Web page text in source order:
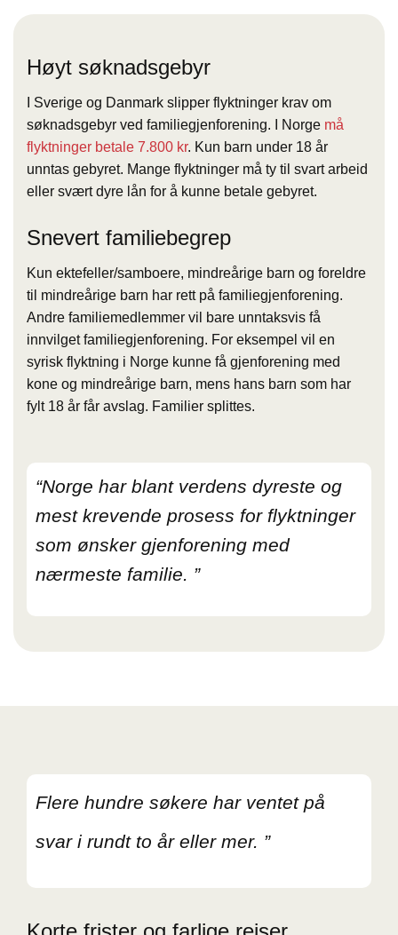
Høyt søknadsgebyr
I Sverige og Danmark slipper flyktninger krav om
søknadsgebyr ved familiegjenforening. I Norge må
flyktninger betale 7.800 kr. Kun barn under 18 år
unntas gebyret. Mange flyktninger må ty til svart arbeid
eller svært dyre lån for å kunne betale gebyret.
Snevert familiebegrep
Kun ektefeller/samboere, mindreårige barn og foreldre
til mindreårige barn har rett på familiegjenforening.
Andre familiemedlemmer vil bare unntaksvis få
innvilget familiegjenforening. For eksempel vil en
syrisk flyktning i Norge kunne få gjenforening med
kone og mindreårige barn, mens hans barn som har
fylt 18 år får avslag. Familier splittes.
“Norge har blant verdens dyreste og
mest krevende prosess for flyktninger
som ønsker gjenforening med
nærmeste familie. ”
Flere hundre søkere har ventet på
svar i rundt to år eller mer. ”